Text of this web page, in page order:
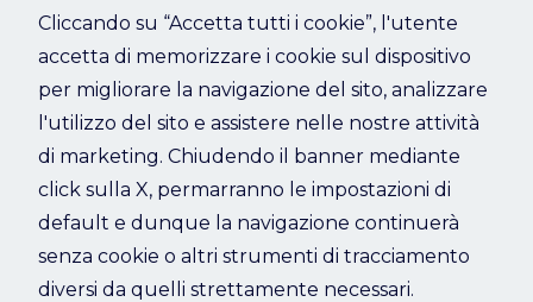
Refresh
Cliccando su “Accetta tutti i cookie”, l'utente
accetta di memorizzare i cookie sul dispositivo
per migliorare la navigazione del sito, analizzare
l'utilizzo del sito e assistere nelle nostre attività
di marketing. Chiudendo il banner mediante
click sulla X, permarranno le impostazioni di
default e dunque la navigazione continuerà
senza cookie o altri strumenti di tracciamento
diversi da quelli strettamente necessari.